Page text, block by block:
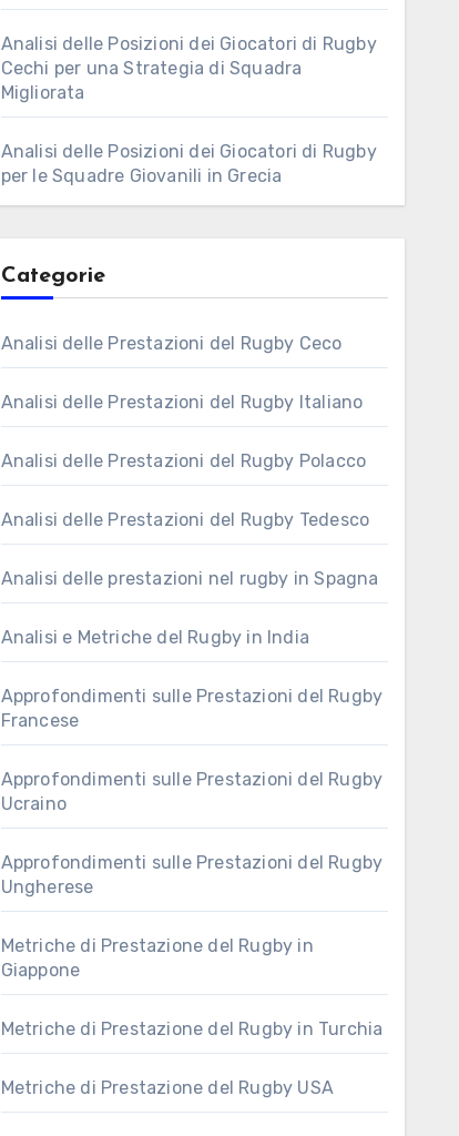
Analisi delle Posizioni dei Giocatori di Rugby
Cechi per una Strategia di Squadra
Migliorata
Analisi delle Posizioni dei Giocatori di Rugby
per le Squadre Giovanili in Grecia
Categorie
Analisi delle Prestazioni del Rugby Ceco
Analisi delle Prestazioni del Rugby Italiano
Analisi delle Prestazioni del Rugby Polacco
Analisi delle Prestazioni del Rugby Tedesco
Analisi delle prestazioni nel rugby in Spagna
Analisi e Metriche del Rugby in India
Approfondimenti sulle Prestazioni del Rugby
Francese
Approfondimenti sulle Prestazioni del Rugby
Ucraino
Approfondimenti sulle Prestazioni del Rugby
Ungherese
Metriche di Prestazione del Rugby in
Giappone
Metriche di Prestazione del Rugby in Turchia
Metriche di Prestazione del Rugby USA